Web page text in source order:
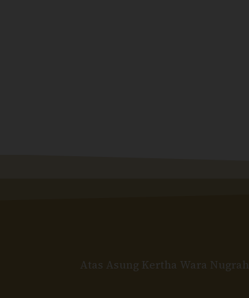
Atas Asung Kertha Wara